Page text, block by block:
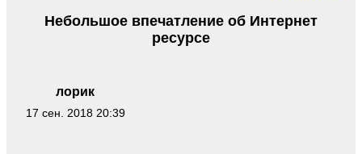
лорик
17 сен. 2018 20:39
Небольшое впечатление об Интернет
ресурсе